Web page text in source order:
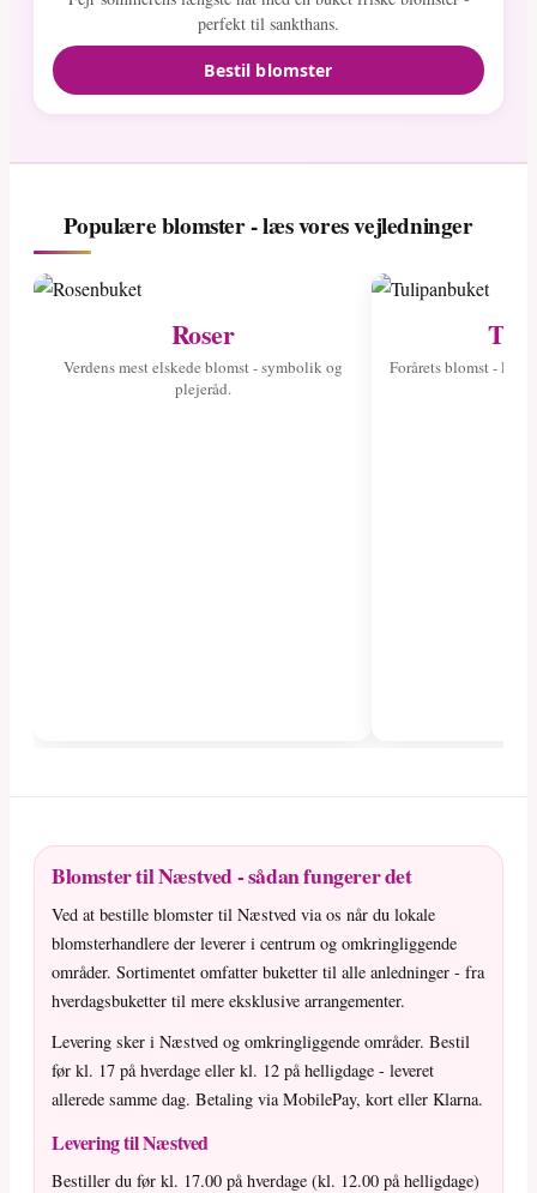
perfekt til sankthans.
Bestil blomster
Populære blomster - læs vores vejledninger
Roser
Verdens mest elskede blomst - symbolik og
plejeråd.
Forårets blomst - læs
Blomster til Næstved - sådan fungerer det
Ved at bestille blomster til Næstved via os når du lokale
blomsterhandlere der leverer i centrum og omkringliggende
områder. Sortimentet omfatter buketter til alle anledninger - fra
hverdagsbuketter til mere eksklusive arrangementer.
Levering sker i Næstved og omkringliggende områder. Bestil
før kl. 17 på hverdage eller kl. 12 på helligdage - leveret
allerede samme dag. Betaling via MobilePay, kort eller Klarna.
Levering til Næstved
Bestiller du før kl. 17.00 på hverdage (kl. 12.00 på helligdage)